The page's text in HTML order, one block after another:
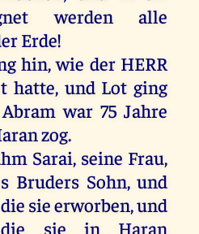
werden
alle
Erde!
hin,wie der HERR
hatte, und Lot ging
Abram war 75Jahre
zog.
Sarai, seine Frau,
Bruders Sohn,und
die sieerworben,und
die sie in
Haran